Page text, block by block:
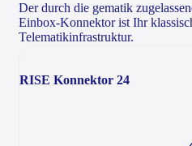
Der durch die gematik
Einbox-Konnektor ist Ihr
Telematikinfrastruktur.
RISE Konnektor 24